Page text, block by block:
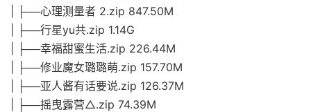
| ├──心理测量者 2.zip 847.50M
| ├──行星yu共.zip 1.14G
| ├──幸福甜蜜生活.zip 226.44M
| ├──修业魔女璐璐萌.zip 157.70M
| ├──亚人酱有话要说.zip 126.37M
| ├──摇曳露营△.zip 74.39M